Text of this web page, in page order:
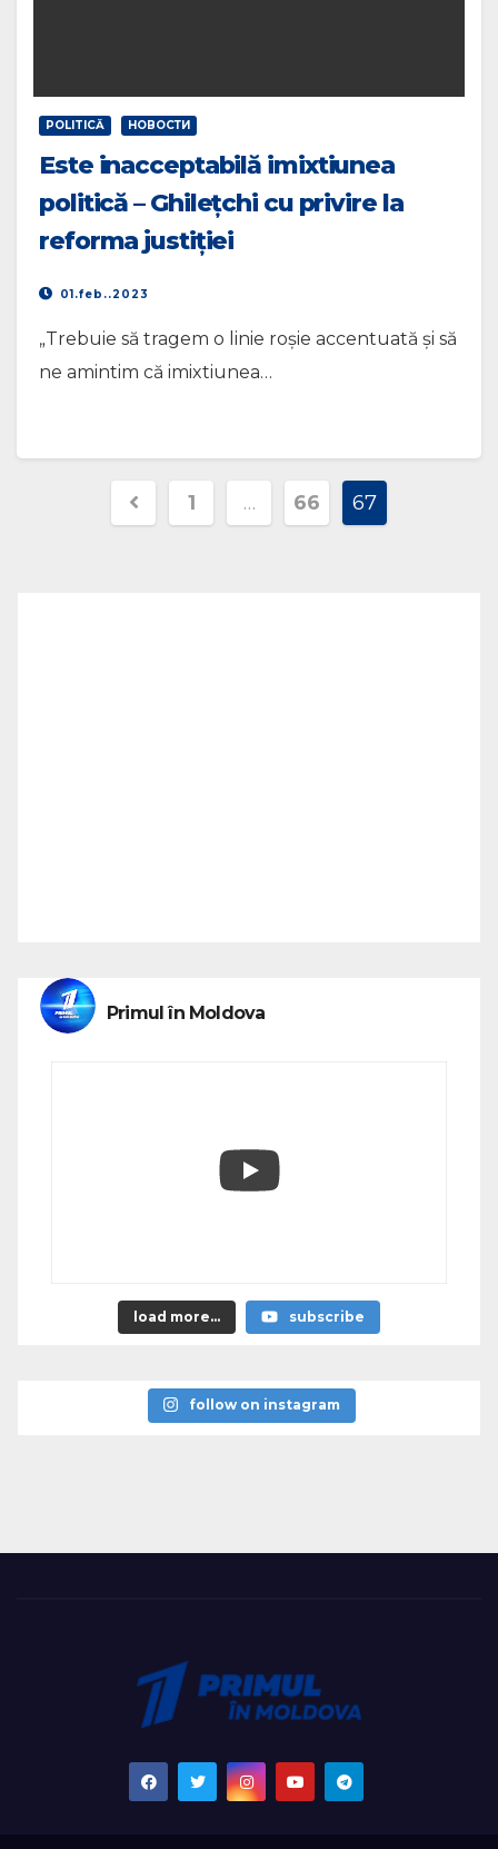
POLITICĂ НОВОСТИ
Este inacceptabilă imixtiunea
politică – Ghilețchi cu privire la
reforma justiției
01.feb..2023
„Trebuie să tragem o linie roșie accentuată și să
ne amintim că imixtiunea…
Navigare1 … 66 67
Primul în Moldova
load more... subscribe
follow on instagram